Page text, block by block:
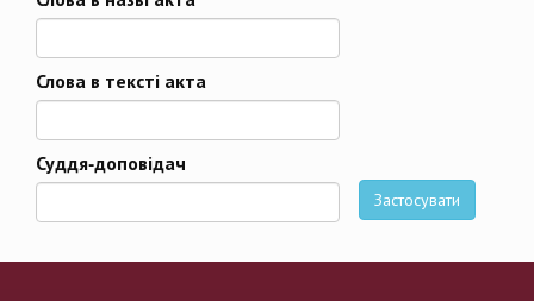
Слова в тексті акта
Суддя-доповідач
Застосувати